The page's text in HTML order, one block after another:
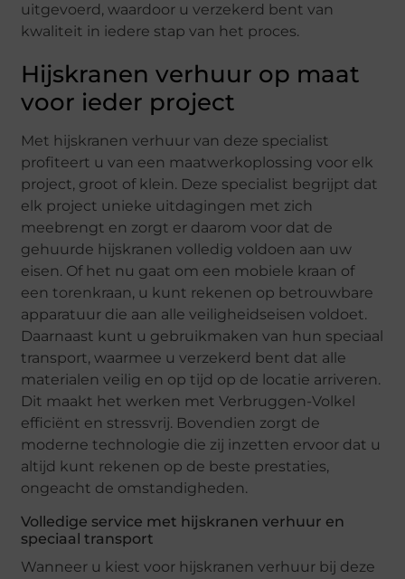
uitgevoerd, waardoor u verzekerd bent van
kwaliteit in iedere stap van het proces.
Hijskranen verhuur op maat
voor ieder project
Met hijskranen verhuur van deze specialist
profiteert u van een maatwerkoplossing voor elk
project, groot of klein. Deze specialist begrijpt dat
elk project unieke uitdagingen met zich
meebrengt en zorgt er daarom voor dat de
gehuurde hijskranen volledig voldoen aan uw
eisen. Of het nu gaat om een mobiele kraan of
een torenkraan, u kunt rekenen op betrouwbare
apparatuur die aan alle veiligheidseisen voldoet.
Daarnaast kunt u gebruikmaken van hun speciaal
transport, waarmee u verzekerd bent dat alle
materialen veilig en op tijd op de locatie arriveren.
Dit maakt het werken met Verbruggen-Volkel
efficiënt en stressvrij. Bovendien zorgt de
moderne technologie die zij inzetten ervoor dat u
altijd kunt rekenen op de beste prestaties,
ongeacht de omstandigheden.
Volledige service met hijskranen verhuur en
speciaal transport
Wanneer u kiest voor hijskranen verhuur bij deze